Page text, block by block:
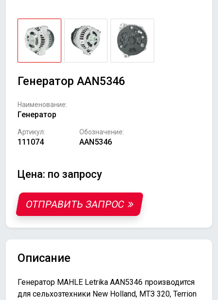
Генератор AAN5346
Наименование:
Генератор
Артикул:
111074
Обозначение:
AAN5346
Цена: по запросу
ОТПРАВИТЬ ЗАПРОС
Описание
Генератор MAHLE Letrika AAN5346 производится
для сельхозтехники New Holland, МТЗ 320, Terrion